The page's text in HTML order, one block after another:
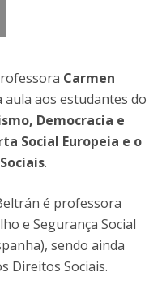
Carmen
aos estudantes do
Democracia e
Social Europeia e o
.
é professora
e Segurança Social
sendo ainda
Direitos Sociais.